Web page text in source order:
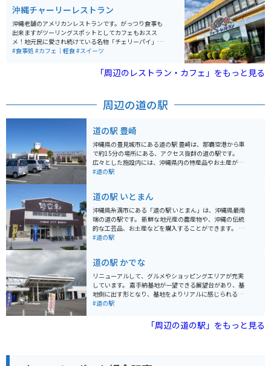
ルーツウォッチング、琉球ガラスと工房体験、琉球王国
城下町、エイサーショー公演やハブとマングースのショ
ーなどを見学するルートになっています。
沖縄チャーリーレストラン
沖縄老舗のアメリカンレストランです。がっつり食事も
出来ますがツーリングスポットとしてカフェもおスス
メ！地元民に愛され続けている名物「チェリーパイ」
（今はチェリーアップルパイ）は是非食べたいメニュ
切で駐車場も広くてゆったり、２F席もくつろげます。
#食事処 #カフェ｜軽食#スイーツ
「周辺のレストラン・カフェ」をもっと見る
周辺の道の駅
道の駅 豊崎
沖縄県の豊見城市にある道の駅 豊崎は、那覇空港から車
で約15分の場所にある、アクセス抜群の道の駅です。
広々とした施設内には、沖縄県内の特産品やお土産が購
入できる物産センターや、沖縄そばなどの沖縄料理が楽
駅 豊崎は、美しいビーチが広がる豊崎海浜公園に隣接し
ているのも魅力です。公園内には、遊歩道や展望台が整
備されており、青い海と空を眺めながら、のんびりと過
ごすことができます。夕日の絶景スポットとしても知ら
れており、ロマンチックなひとときを過ごしたい方にも
車場なので、バイクを停める場所にも困りません。道の
駅周辺は、交通量が多いので、走行には注意が必要で
す。
#道の駅
道の駅 いとまん
沖縄県糸満市にある「道の駅 いとまん」は、沖縄県最南
端の道の駅です。 新鮮な地元産の農産物や、沖縄の伝統
的な工芸品、お土産などを購入することができます。 特
に、併設されている「糸満漁業協同組合 魚販売センタ
イベントも開催されることがあるので、事前に確認して
おくと良いでしょう。 バイクで訪れる場合は、道の駅に
隣接する「糸満市観光農園」に、無料で利用できる屋根
付きのバイク駐輪場があるので安心です。 道の駅の周辺
には、沖縄戦の激戦地となった「平和祈念公園」や、美
美味しいものを楽しめる「道の駅 いとまん」は、沖縄観
#道の駅
道の駅 かでな
リニューアルして、グルメやショッピングエリアが充実
しています。 嘉手納基地が一望できる展望台があり、基
地側に出す形となり、基地をよりリアルに感じられるよ
うになっています。 また3階には学習展示室もあり、平
中心に沖縄農産物やお土産も種類豊富に販売しておりま
#道の駅
「周辺の道の駅」をもっと見る